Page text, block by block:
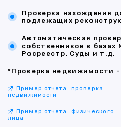
Проверка нахождения
подлежащих
Автоматическая
собственников в
Росреестр, Суды и т.д.
*Проверка недвижимости
Пример отчета: проверка
недвижимости
Пример отчета: физического
лица